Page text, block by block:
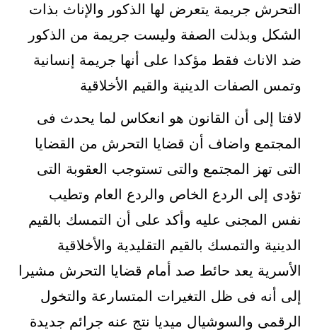
التحرش جريمة يتعرض لها الذكور والإناث بذات
الشكل وبذلت الصفة وليست جريمة من الذكور
ضد الاناث فقط مؤكدا على أنها جريمة إنسانية
وتمس الصفات الدينية والقيم الأخلاقية
لافتا إلى أن القانون هو انعكاس لما يحدث فى
المجتمع واضاف أن قضايا التحرش من القضايا
التى تهز المجتمع والتى تستوجب العقوبة التى
تؤدى إلى الردع الخاص والردع العام وتطيب
نفس المجنى عليه وأكد على أن التمسك بالقيم
الدينية والتمسك بالقيم التقليدية والأخلاقية
الأسرية يعد حائط صد أمام قضايا التحرش مشيرا
إلى أنه فى ظل التغيرات المتسارعة والتخول
الرقمى والسوشيال ميديا نتج عنه جرائم جديدة